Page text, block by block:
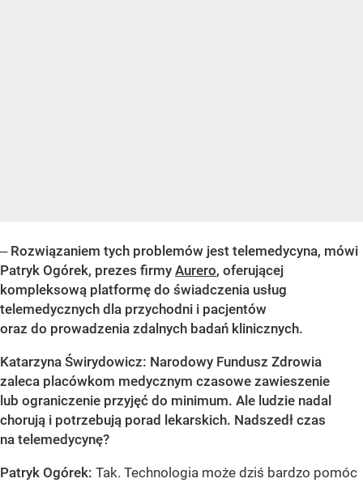
‒ Rozwiązaniem tych problemów jest telemedycyna, mówi
Patryk Ogórek, prezes firmy Aurero, oferującej
kompleksową platformę do świadczenia usług
telemedycznych dla przychodni i pacjentów
oraz do prowadzenia zdalnych badań klinicznych.
Katarzyna Świrydowicz: Narodowy Fundusz Zdrowia
zaleca placówkom medycznym czasowe zawieszenie
lub ograniczenie przyjęć do minimum. Ale ludzie nadal
chorują i potrzebują porad lekarskich. Nadszedł czas
na telemedycynę?
Patryk Ogórek: Tak. Technologia może dziś bardzo pomóc